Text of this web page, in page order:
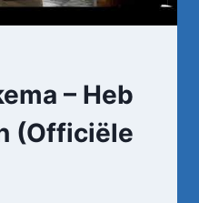
– Heb
(Officiële